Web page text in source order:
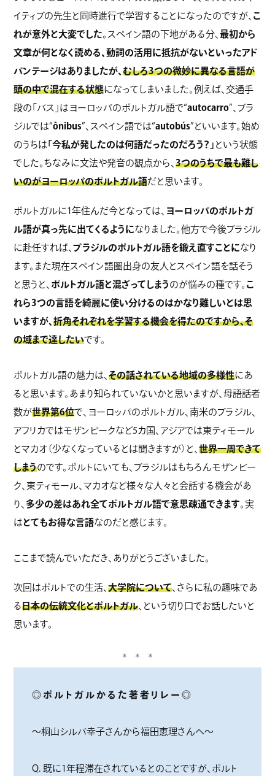
イティブの先生と同時進行で学習することになったのですが、 こ
れが意外と大変でした 。スペイン語の下地がある分、最初から
文章が何となく読める、動詞の活用に抵抗がないといったアド
バンテージはありましたが、むしろ3つの微妙に異なる言語が
頭の中で混在する状態になってしまいました。例えば、交通手
段の「バス」はヨーロッパのポルトガル語で“autocarro”、ブラ
ジルでは“ônibus”、スペイン語では“autobús”といいます。始め
のうちは 「今私が発したのは何語だったのだろう？」 という状態
でした。ちなみに文法や発音の観点から、3つのうちで最も難し
いのがヨーロッパのポルトガル語だと思います。
ポルトガルに1年住んだ今となっては、
ヨーロッパのポルトガ
ル語が真っ先に出てくるようになりました。他方で今後ブラジル
に赴任すれば、ブラジルのポルトガル語を鍛え直すことになり
ます。また現在スペイン語圏出身の友人とスペイン語を話そう
と思うと、 ポルトガル語と混ざってしまう のが悩みの種です。 こ
れら3つの言語を綺麗に使い分けるのはかなり難しいとは思
いますが、折角それぞれを学習する機会を得たのですから、そ
の域まで達したいです。
ポルトガル語の魅力は、その話されている地域の多様性にあ
ると思います。あまり知られていないかと思いますが、母語話者
数が世界第6位で、ヨーロッパのポルトガル、南米のブラジル、
アフリカではモザンビークなど5カ国、アジアでは東ティモール
とマカオ（少なくなっているとは聞きますが）と、世界一周できて
しまうのです。ポルトにいても、ブラジルはもちろんモザンビー
ク、東ティモール、マカオなど様々な人々と会話する機会があ
り、 多少の差はあれ全てポルトガル語で意思疎通できます 。実
は とてもお得な言語なのだと感じます。
ここまで読んでいただき、ありがとうございました。
次回はポルトでの生活、大学院について 、さらに私の趣味であ
る日本の伝統文化とポルトガル 、という切り口でお話したいと
思います。
＊ ＊ ＊
◎ ポ ル ト ガ ル か る た 著 者 リ レ ー ◎
～桐山シルバ幸子さんから福田恵理さんへ～
Q. 既に1年程滞在されているとのことですが、ポルト